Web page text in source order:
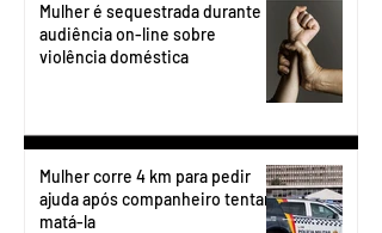
Mulher é sequestrada durante
audiência on-line sobre
violência doméstica
Mulher corre 4 km para pedir
ajuda após companheiro tentar
matá-la